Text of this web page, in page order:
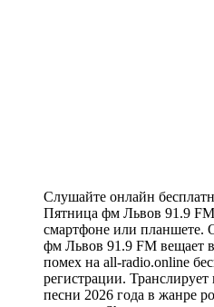
Слушайте онлайн
Пятница фм Львов 91.9 FM
смартфоне или планшете.
фм Львов 91.9 FM вещает
помех на all-radio.online
регистрации.
песни 2026 года в жанре